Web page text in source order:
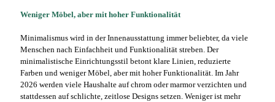
Weniger Möbel, aber mit hoher Funktionalität
Minimalismus wird in der Innenausstattung immer beliebter, da viele
Menschen nach Einfachheit und Funktionalität streben. Der
minimalistische Einrichtungsstil betont klare Linien, reduzierte
Farben und weniger Möbel, aber mit hoher Funktionalität. Im Jahr
2026 werden viele Haushalte auf chrom oder marmor verzichten und
stattdessen auf schlichte, zeitlose Designs setzen. Weniger ist mehr